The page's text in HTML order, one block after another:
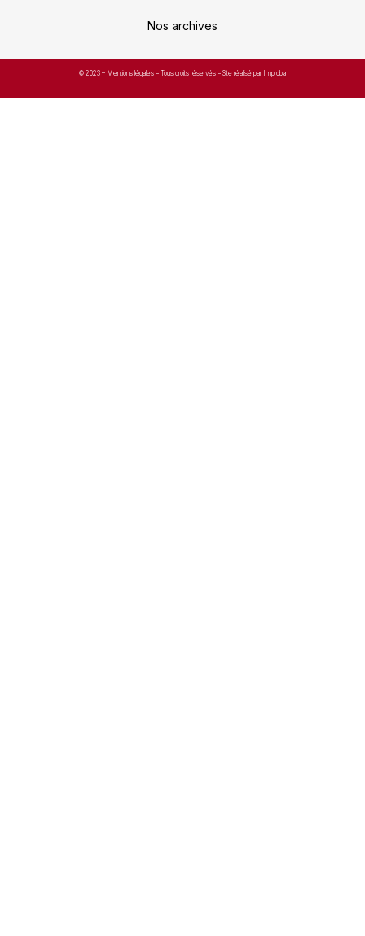
Nos archives
© 2023 – Mentions légales – Tous droits réservés – Site réalisé par Improba